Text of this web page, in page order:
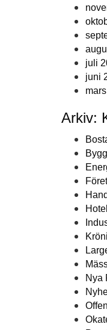
juli
juni
Arkiv:
Hotell
Nya